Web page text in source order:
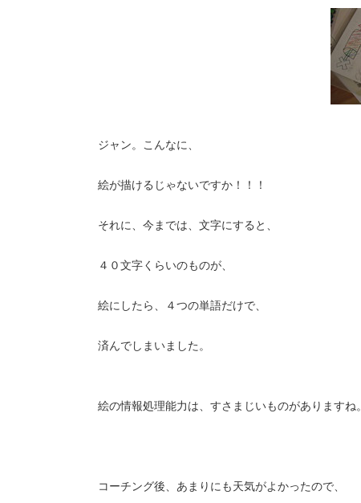
ジャン。こんなに、
絵が描けるじゃないですか！！！
それに、今までは、文字にすると、
４０文字くらいのものが、
絵にしたら、４つの単語だけで、
済んでしまいました。
絵の情報処理能力は、すさまじいものがありますね。
コーチング後、あまりにも天気がよかったので、